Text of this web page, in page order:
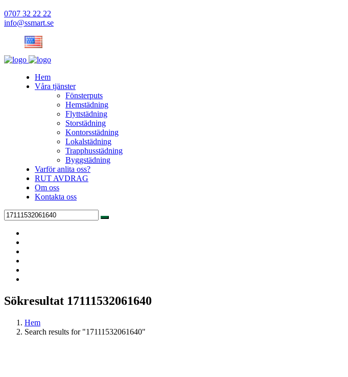
0707 32 22 22
info@ssmart.se
Hem
Våra tjänster
Fönsterputs
Hemstädning
Flyttstädning
Storstädning
Kontorsstädning
Lokalstädning
Trapphusstädning
Byggstädning
Varför anlita oss?
RUT AVDRAG
Om oss
Kontakta oss
Sökresultat 17111532061640
Hem
Search results for "17111532061640"